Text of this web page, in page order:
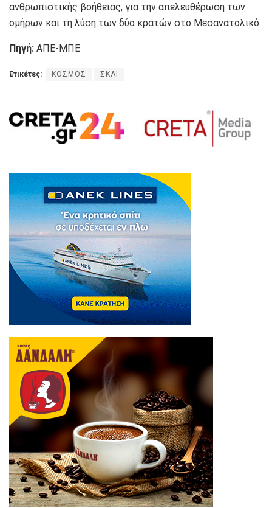
ανθρωπιστικής βοήθειας, για την απελευθέρωση των
ομήρων και τη λύση των δύο κρατών στο Μεσανατολικό.
Πηγή: ΑΠΕ-ΜΠΕ
Ετικέτες: ΚΟΣΜΟΣ ΣΚΑΙ